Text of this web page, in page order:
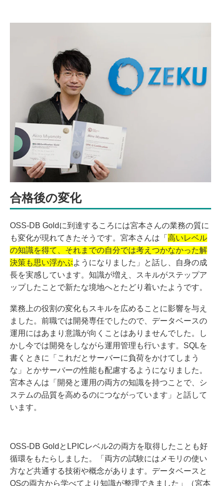
合格後の変化
OSS-DB Goldに到達するころには宮本さんの業務の質に
も変化が現れてきたそうです。宮本さんは「 高いレベル
の知識を得て、それまでの自分では考えつかなかった解
決策も思い浮かぶようになりました」と話し、自身の成
長を実感しています。知識が増え、スキルがステップア
ップしたことで新たな境地へとたどり着いたようです。
業務上の役割の変化もスキルを広めることに影響を与え
ました。前職では開発専任でしたので、データベースの
運用にはあまり意識が向くことはありませんでした。し
かし今では開発をしながら運用管理も行います。SQLを
書くときに「これだとサーバーに負荷をかけてしまう
な」とかサーバーの性能も配慮するようになりました。
宮本さんは「開発と運用の両方の知識を持つことで、シ
ステムの品質を高めるのにつながっています」と話して
います。
OSS-DB GoldとLPICレベル2の両方を取得したことも好
循環をもたらしました。「両方の試験にはメモリの使い
方など共通する技術や概念があります。データベースと
OSの両方から学べてより知識が整理できました」（宮本